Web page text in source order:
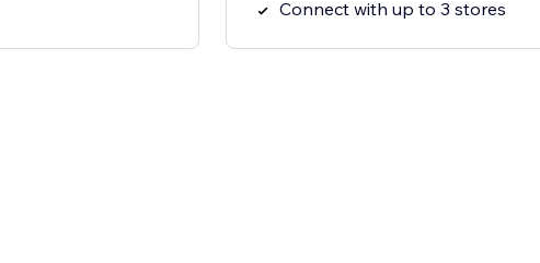
Connect with up to 3 stores